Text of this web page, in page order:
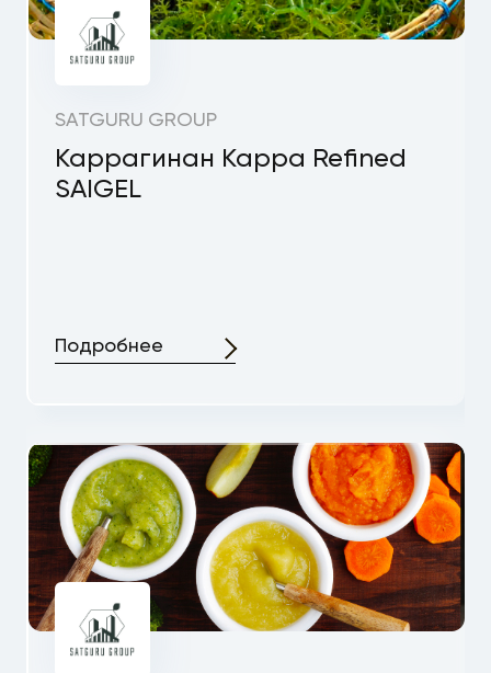
SATGURU GROUP
Каррагинан Kappa Refined
SAIGEL
Подробнее